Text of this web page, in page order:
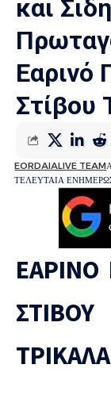
και
Στίβου
ΤΕΛΕΥΤΑΙΑ
EORDAIALIVE TEAM
ΣΤΙΒΟΥ